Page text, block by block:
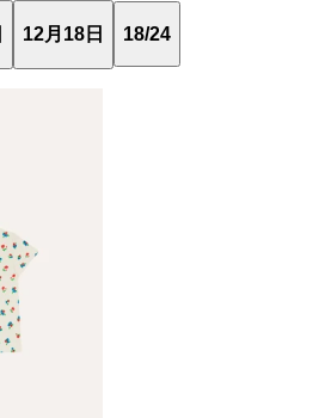
12月18日 18/24